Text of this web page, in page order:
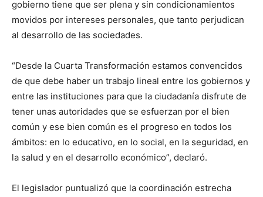
gobierno tiene que ser plena y sin condicionamientos
movidos por intereses personales, que tanto perjudican
al desarrollo de las sociedades.
“Desde la Cuarta Transformación estamos convencidos
de que debe haber un trabajo lineal entre los gobiernos y
entre las instituciones para que la ciudadanía disfrute de
tener unas autoridades que se esfuerzan por el bien
común y ese bien común es el progreso en todos los
ámbitos: en lo educativo, en lo social, en la seguridad, en
la salud y en el desarrollo económico”, declaró.
El legislador puntualizó que la coordinación estrecha